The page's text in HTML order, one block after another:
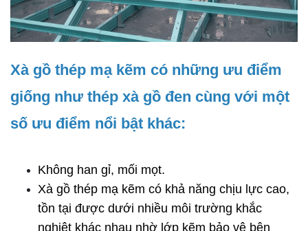
Xà gồ thép mạ kẽm có những ưu điểm
giống như thép xà gồ đen cùng với một
số ưu điểm nổi bật khác:
Không han gỉ, mối mọt.
Xà gồ thép mạ kẽm có khả năng chịu lực cao,
tồn tại được dưới nhiều môi trường khắc
nghiệt khác nhau nhờ lớp kẽm bảo vệ bên